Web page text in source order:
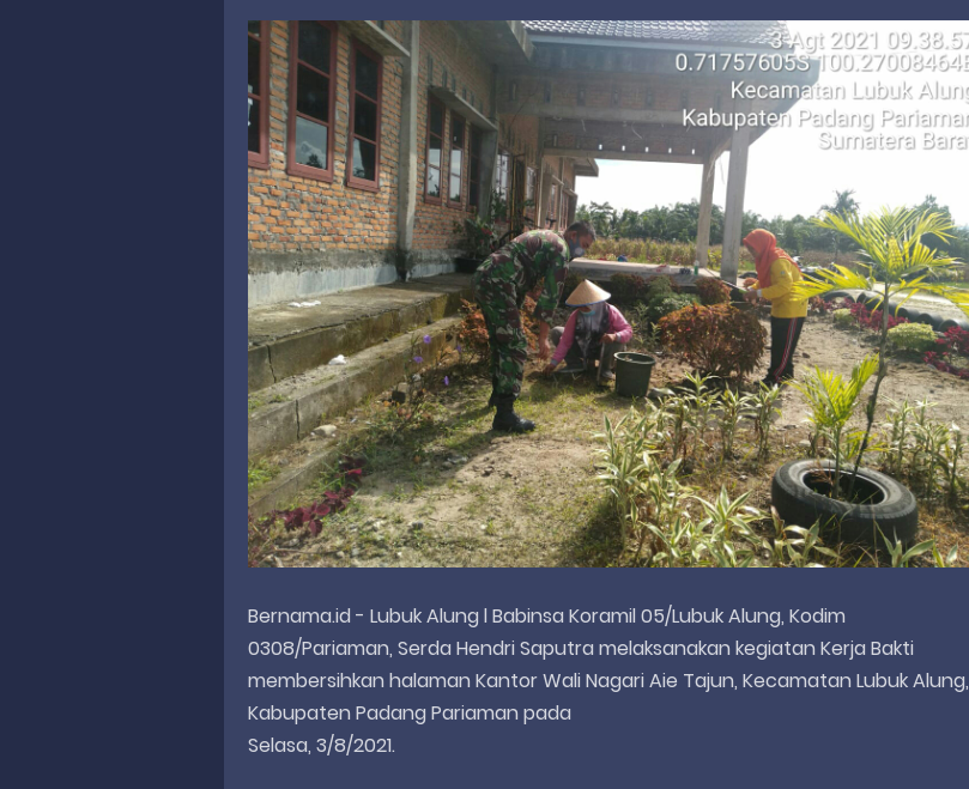
Bernama.id - Lubuk Alung l Babinsa Koramil 05/Lubuk Alung, Kodim
0308/Pariaman, Serda Hendri Saputra melaksanakan kegiatan Kerja Bakti
membersihkan halaman Kantor Wali Nagari Aie Tajun, Kecamatan Lubuk Alung,
Kabupaten Padang Pariaman pada
Selasa, 3/8/2021.